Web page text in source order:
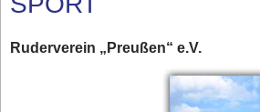
Ruderverein „Preußen“ e.V.